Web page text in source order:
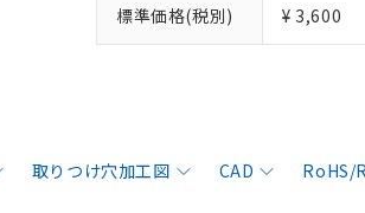
標準価格(税別) ¥ 3,600
取りつけ穴加工図 CAD RoHS/